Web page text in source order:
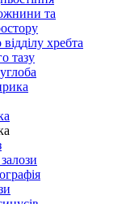
та
хребта
тазу